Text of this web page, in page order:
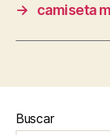
→
camiseta
Buscar